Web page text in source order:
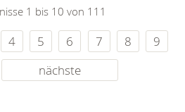
1 bis 10 von 111
4 5 6 7 8
9
nächste